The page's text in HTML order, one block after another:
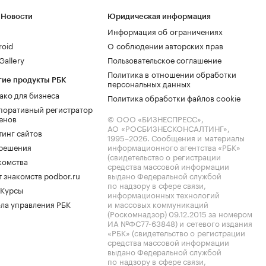
продукты РБК
для бизнеса
регистратор
сайтов
знакомств podbor.ru
управления РБК
Юридическая информация
Информация об ограничениях
О соблюдении авторских прав
Пользовательское соглашение
Политика в отношении обработки
персональных данных
Политика обработки файлов cookie
© ООО «БИЗНЕСПРЕСС»,
АО «РОСБИЗНЕСКОНСАЛТИНГ»,
1995–2026. Сообщения и материалы
информационного агентства «РБК»
(свидетельство о регистрации
средства массовой информации
выдано Федеральной службой
по надзору в сфере связи,
информационных технологий
и массовых коммуникаций
(Роскомнадзор) 09.12.2015 за номером
ИА №ФС77-63848) и сетевого издания
«РБК» (свидетельство о регистрации
средства массовой информации
выдано Федеральной службой
по надзору в сфере связи,